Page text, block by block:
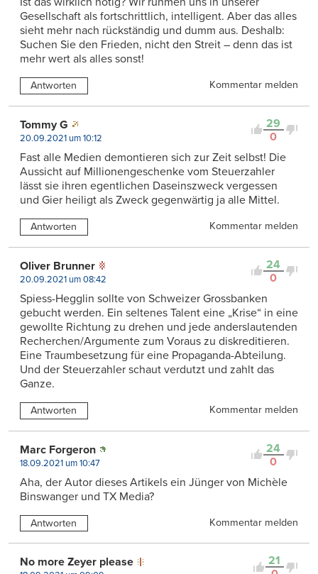
Gesellschaft als fortschrittlich, intelligent. Aber das alles
sieht mehr nach rückständig und dumm aus. Deshalb:
Suchen Sie den Frieden, nicht den Streit – denn das ist
mehr wert als alles sonst!
Antworten Kommentar melden
29
0
Tommy G
20.09.2021 um 10:12
Fast alle Medien demontieren sich zur Zeit selbst! Die
Aussicht auf Millionengeschenke vom Steuerzahler
lässt sie ihren egentlichen Daseinszweck vergessen
und Gier heiligt als Zweck gegenwärtig ja alle Mittel.
Antworten Kommentar melden
24
0
Oliver Brunner
20.09.2021 um 08:42
Spiess-Hegglin sollte von Schweizer Grossbanken
gebucht werden. Ein seltenes Talent eine „Krise“ in eine
gewollte Richtung zu drehen und jede anderslautenden
Recherchen/Argumente zum Voraus zu diskreditieren.
Eine Traumbesetzung für eine Propaganda-Abteilung.
Und der Steuerzahler schaut verdutzt und zahlt das
Ganze.
Antworten Kommentar melden
24
0
Marc Forgeron
18.09.2021 um 10:47
Aha, der Autor dieses Artikels ein Jünger von Michèle
Binswanger und TX Media?
Antworten Kommentar melden
21
No more Zeyer please